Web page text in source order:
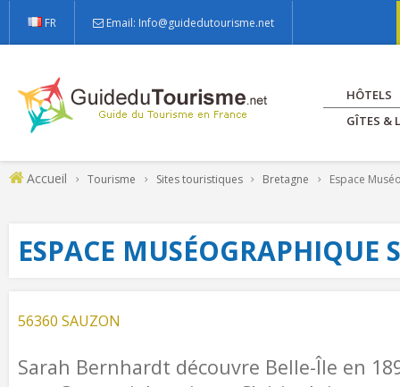
FR Email: Info@guidedutourisme.net
HÔTELS
GÎTES &
Accueil Tourisme Sites touristiques Bretagne Espace
ESPACE MUSÉOGRAPHIQUE
56360 SAUZON
Sarah Bernhardt découvre Belle-Île en